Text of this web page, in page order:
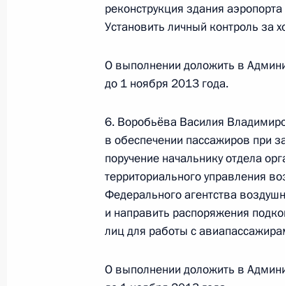
10 декабря 2015 года по
управления воздушного
воздушного транспорта
10 декабря 2015 года, 19:39
9 декабря 2014 года, вторник
9 декабря 2014 года по
исполняющий обязанности
воздушного транспорта
реконструкция здания
Установить личный контроль за
О выполнении доложить в
до 1 ноября 2013 года.
6. Воробьёва Василия
в обеспечении пассажиров при
поручение начальнику отдела
территориального управления
Федерального агентства
и направить распоряжения
лиц для работы с
О выполнении доложить в